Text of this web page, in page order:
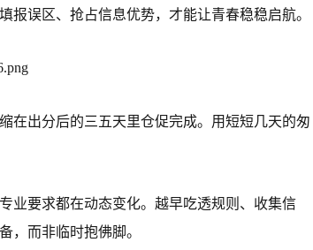
误区、抢占信息优势，才能让青春稳稳启航。
在出分后的三五天里仓促完成。用短短几天的匆
业要求都在动态变化。越早吃透规则、收集信
，而非临时抱佛脚。